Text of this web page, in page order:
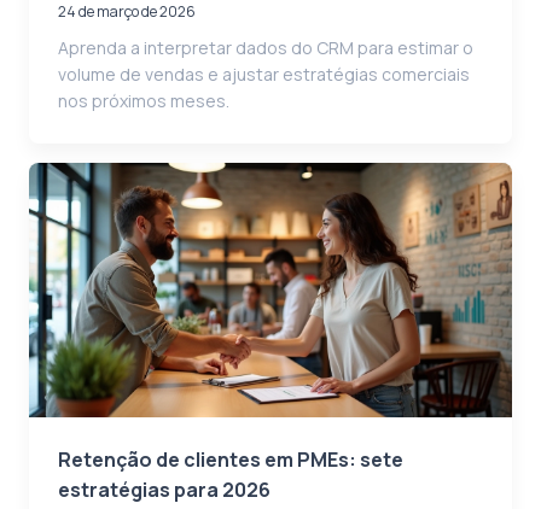
24 de março de 2026
Aprenda a interpretar dados do CRM para estimar o
volume de vendas e ajustar estratégias comerciais
nos próximos meses.
Retenção de clientes em PMEs: sete
estratégias para 2026